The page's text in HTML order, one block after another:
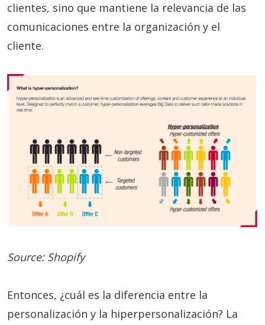
clientes, sino que mantiene la relevancia de las
comunicaciones entre la organización y el
cliente.
Source: Shopify
Entonces, ¿cuál es la diferencia entre la
personalización y la hiperpersonalización? La